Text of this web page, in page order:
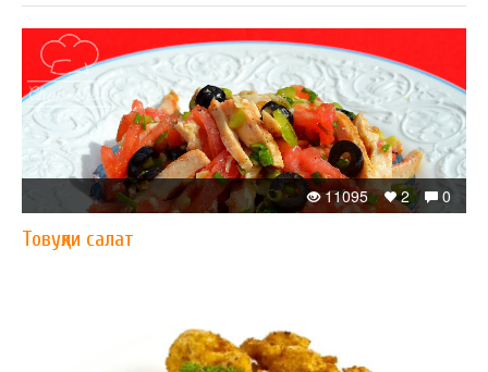
0
2
11095
Товуқли салат